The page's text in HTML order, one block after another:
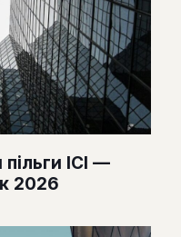
ІСІ —
2026